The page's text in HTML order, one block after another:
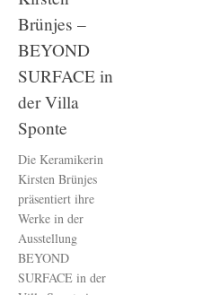
Brünjes –
BEYOND
SURFACE in
der Villa
Sponte
Die Keramikerin
Kirsten Brünjes
präsentiert ihre
Werke in der
Ausstellung
BEYOND
SURFACE in der